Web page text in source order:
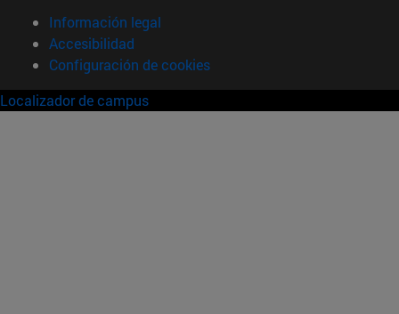
Información legal
Accesibilidad
Configuración de cookies
Localizador de campus